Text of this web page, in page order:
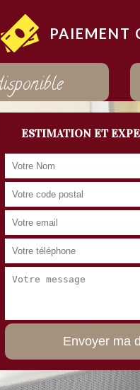
PAIEMENT
ESTIMATION ET